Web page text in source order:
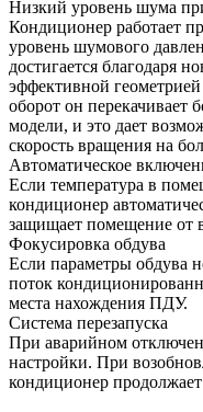
Низкий уровень шума
Кондиционер работает
уровень шумового
достигается благодаря
эффективной
оборот он перекачивает
модели, и это дает
скорость вращения на
Автоматическое
Если температура в
кондиционер
защищает помещение от
Фокусировка обдува
Если параметры обдува
поток
места нахождения ПДУ.
Система перезапуска
При аварийном
настройки. При
кондиционер